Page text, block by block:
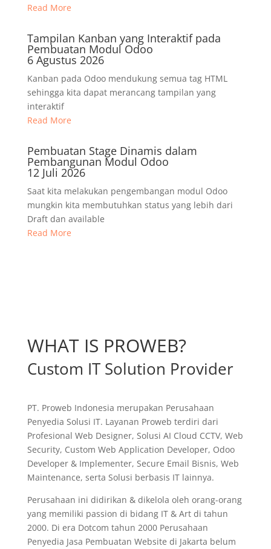
Read More
Tampilan Kanban yang Interaktif pada
Pembuatan Modul Odoo
6 Agustus 2026
Kanban pada Odoo mendukung semua tag HTML
sehingga kita dapat merancang tampilan yang
interaktif
Read More
Pembuatan Stage Dinamis dalam
Pembangunan Modul Odoo
12 Juli 2026
Saat kita melakukan pengembangan modul Odoo
mungkin kita membutuhkan status yang lebih dari
Draft dan available
Read More
WHAT IS PROWEB?
Custom IT Solution Provider
PT. Proweb Indonesia merupakan Perusahaan
Penyedia Solusi IT. Layanan Proweb terdiri dari
Profesional Web Designer, Solusi AI Cloud CCTV, Web
Security, Custom Web Application Developer, Odoo
Developer & Implementer, Secure Email Bisnis, Web
Maintenance, serta Solusi berbasis IT lainnya.
Perusahaan ini didirikan & dikelola oleh orang-orang
yang memiliki passion di bidang IT & Art di tahun
2000. Di era Dotcom tahun 2000 Perusahaan
Penyedia Jasa Pembuatan Website di Jakarta belum